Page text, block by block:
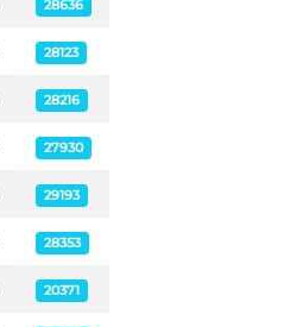
28636
28123
28216
27930
29193
28353
20371